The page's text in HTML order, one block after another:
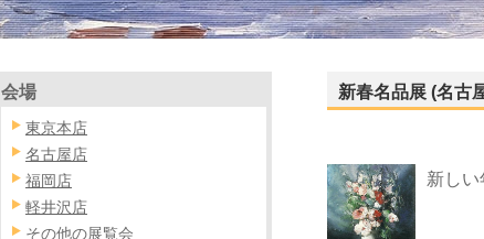
新春名品展 (名古
新しい
会場
東京本店
名古屋店
福岡店
軽井沢店
その他の展覧会